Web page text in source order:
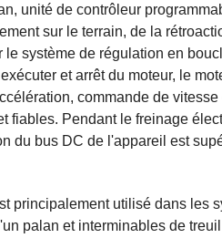
unité de contrôleur
sur le terrain, de la
système de régulation en
et arrêt du moteur, le
commande de
fiables. Pendant le freinage
du bus DC de l'appareil est
principalement utilisé dans les
palan et interminables de